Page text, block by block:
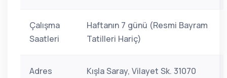
Çalışma
Saatleri
Haftanın 7 günü (Resmi Bayram
Tatilleri Hariç)
Adres
Kışla Saray, Vilayet Sk. 31070